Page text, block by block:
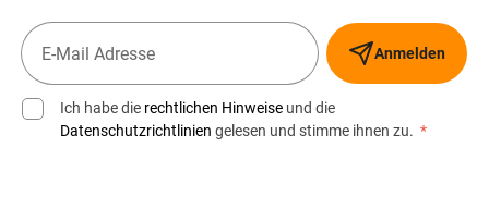
Anmelden
Ich habe die rechtlichen Hinweise und die
Datenschutzrichtlinien gelesen und stimme ihnen zu. *